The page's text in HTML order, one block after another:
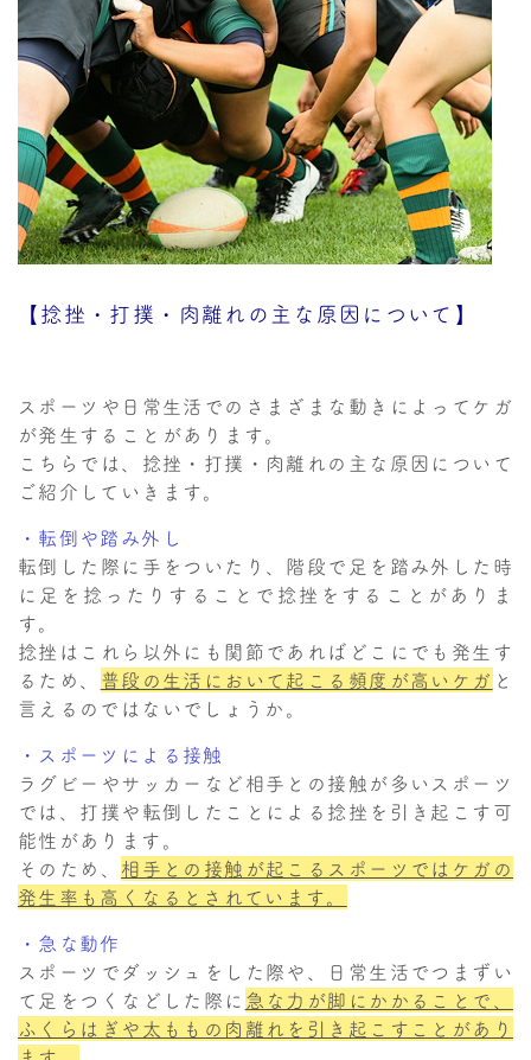
【捻挫・打撲・肉離れの主な原因について】
スポーツや日常生活でのさまざまな動きによってケガ
が発生することがあります。
こちらでは、捻挫・打撲・肉離れの主な原因について
ご紹介していきます。
・転倒や踏み外し
転倒した際に手をついたり、階段で足を踏み外した時
に足を捻ったりすることで捻挫をすることがありま
す。
捻挫はこれら以外にも関節であればどこにでも発生す
るため、 普段の生活において起こる頻度が高いケガ と
言えるのではないでしょうか。
・スポーツによる接触
ラグビーやサッカーなど相手との接触が多いスポーツ
では、打撲や転倒したことによる捻挫を引き起こす可
能性があります。
そのため、 相手との接触が起こるスポーツではケガの
発生率も高くなるとされています。
・急な動作
スポーツでダッシュをした際や、日常生活でつまずい
て足をつくなどした際に 急な力が脚にかかることで、
ふくらはぎや太ももの肉離れを引き起こすことがあり